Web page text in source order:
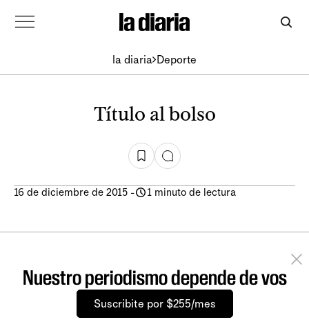
la diaria Deporte
Título al bolso
16 de diciembre de 2015 - 1 minuto de lectura
Nuestro periodismo depende de vos
Suscribite por $255/mes